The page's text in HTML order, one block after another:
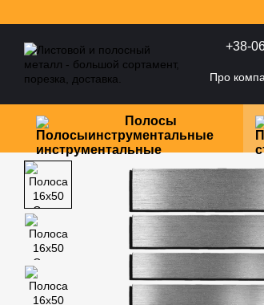
+38-
Про
Полосы
инструментальные